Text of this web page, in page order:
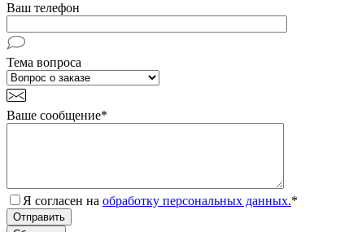
Ваш телефон
Тема вопроса
Ваше сообщение*
Я согласен на обработку персональных данных.*